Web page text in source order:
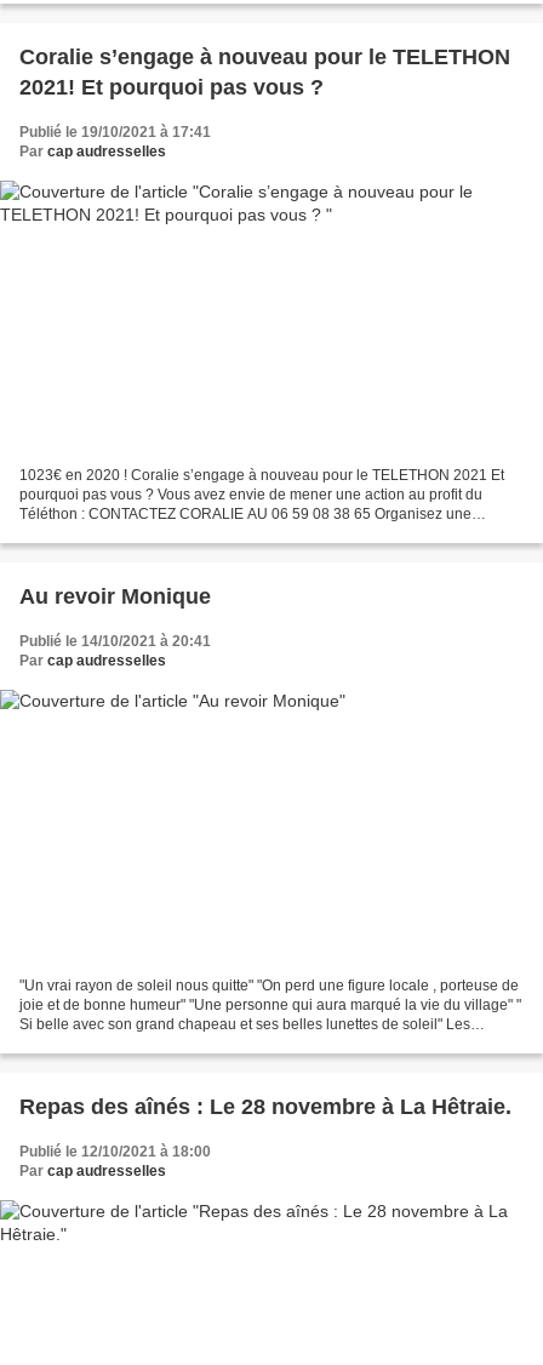
Coralie s’engage à nouveau pour le TELETHON
2021! Et pourquoi pas vous ?
Publié le 19/10/2021 à 17:41
Par cap audresselles
1023€ en 2020 ! Coralie s’engage à nouveau pour le TELETHON 2021 Et
pourquoi pas vous ? Vous avez envie de mener une action au profit du
Téléthon : CONTACTEZ CORALIE AU 06 59 08 38 65 Organisez une
Au revoir Monique
Publié le 14/10/2021 à 20:41
Par cap audresselles
"Un vrai rayon de soleil nous quitte" "On perd une figure locale , porteuse de
joie et de bonne humeur" "Une personne qui aura marqué la vie du village" "
Si belle avec son grand chapeau et ses belles lunettes de soleil" Les
Repas des aînés : Le 28 novembre à La Hêtraie.
Publié le 12/10/2021 à 18:00
Par cap audresselles